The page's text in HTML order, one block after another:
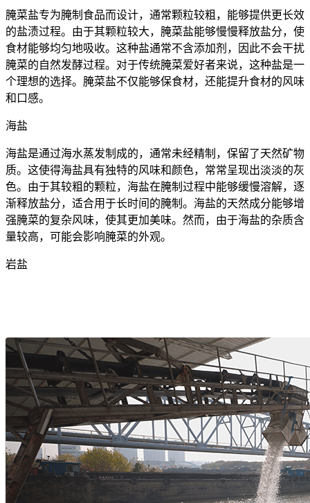
腌菜盐专为腌制食品而设计，通常颗粒较粗，能够提供更长效
的盐渍过程。由于其颗粒较大，腌菜盐能够慢慢释放盐分，使
食材能够均匀地吸收。这种盐通常不含添加剂，因此不会干扰
腌菜的自然发酵过程。对于传统腌菜爱好者来说，这种盐是一
个理想的选择。腌菜盐不仅能够保食材，还能提升食材的风味
和口感。
海盐
海盐是通过海水蒸发制成的，通常未经精制，保留了天然矿物
质。这使得海盐具有独特的风味和颜色，常常呈现出淡淡的灰
色。由于其较粗的颗粒，海盐在腌制过程中能够缓慢溶解，逐
渐释放盐分，适合用于长时间的腌制。海盐的天然成分能够增
强腌菜的复杂风味，使其更加美味。然而，由于海盐的杂质含
量较高，可能会影响腌菜的外观。
岩盐